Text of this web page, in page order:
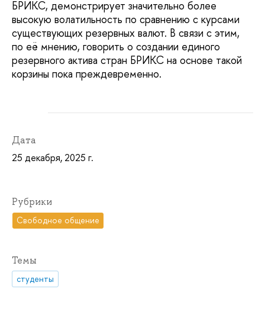
БРИКС, демонстрирует значительно более
высокую волатильность по сравнению с курсами
существующих резервных валют. В связи с этим,
по её мнению, говорить о создании единого
резервного актива стран БРИКС на основе такой
корзины пока преждевременно.
Дата
25 декабря, 2025 г.
Рубрики
Свободное общение
Темы
студенты